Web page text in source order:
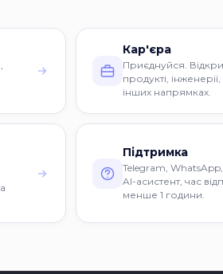
Кар'єра
Приєднуйся.
продукті,
інших напрямках.
Підтримка
Telegram,
AI-асистент, час
менше 1 години.